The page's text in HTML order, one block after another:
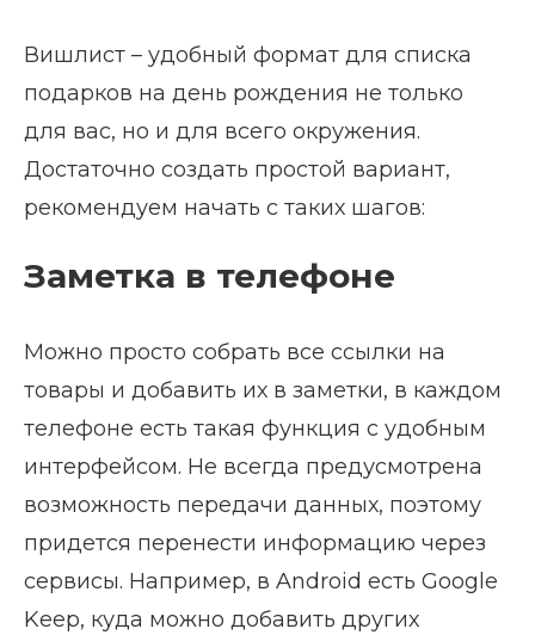
Вишлист – удобный формат для списка
подарков на день рождения не только
для вас, но и для всего окружения.
Достаточно создать простой вариант,
рекомендуем начать с таких шагов:
Заметка в телефоне
Можно просто собрать все ссылки на
товары и добавить их в заметки, в каждом
телефоне есть такая функция с удобным
интерфейсом. Не всегда предусмотрена
возможность передачи данных, поэтому
придется перенести информацию через
сервисы. Например, в Android есть Google
Keep, куда можно добавить других